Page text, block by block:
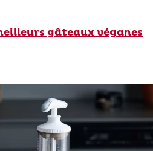
gâteaux véganes